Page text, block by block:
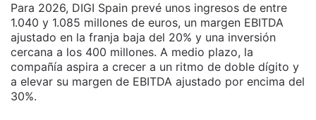
Para 2026, DIGI Spain prevé unos ingresos de entre
1.040 y 1.085 millones de euros, un margen EBITDA
ajustado en la franja baja del 20% y una inversión
cercana a los 400 millones. A medio plazo, la
compañía aspira a crecer a un ritmo de doble dígito y
a elevar su margen de EBITDA ajustado por encima del
30%.